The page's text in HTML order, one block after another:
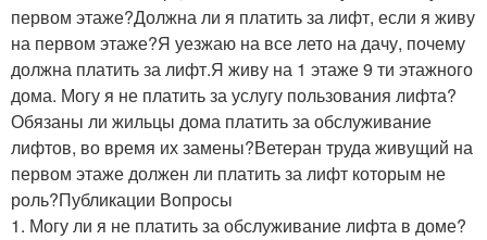
первом этаже?Должна ли я платить за лифт, если я живу
на первом этаже?Я уезжаю на все лето на дачу, почему
должна платить за лифт.Я живу на 1 этаже 9 ти этажного
дома. Могу я не платить за услугу пользования лифта?
Обязаны ли жильцы дома платить за обслуживание
лифтов, во время их замены?Ветеран труда живущий на
первом этаже должен ли платить за лифт которым не
роль?Публикации Вопросы
1. Могу ли я не платить за обслуживание лифта в доме?